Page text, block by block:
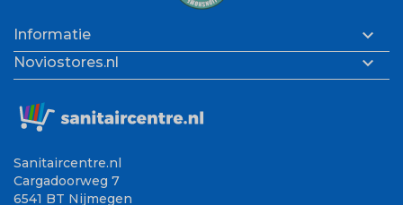
Informatie 
Noviostores.nl 
Sanitaircentre.nl
Cargadoorweg 7
6541 BT Nijmegen